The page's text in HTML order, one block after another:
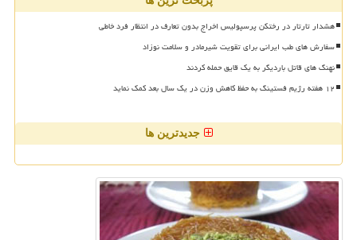
هشدار تارتار در رختکن پرسپولیس اخراج بدون تعارف در انتظار فرد خاطی
سفارش های طب ایرانی برای تقویت شیرمادر و سلامت نوزاد
نهنگ های قاتل باردیگر به یک قایق حمله کردند
۱۲ هفته رژیم فستینگ به حفظ کاهش وزن در یک سال بعد کمک نماید
جدیدترین ها